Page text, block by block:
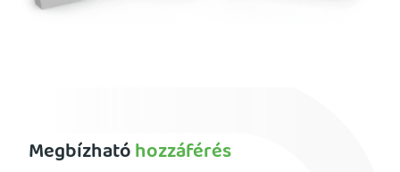
Megbízhatóhozzáférés